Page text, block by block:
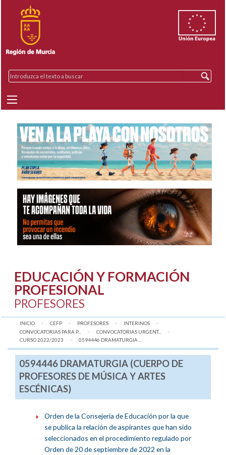
EDUCACIÓN Y FORMACIÓN
PROFESIONAL
PROFESORES
INICIO CEFP PROFESORES
INTERINOS
CONVOCATORIAS PARA P...
CONVOCATORIAS URGENT...
CURSO 2022/2023
AQUÍ:
0594446 DRAMATURGIA ...
0594446 DRAMATURGIA (CUERPO DE
PROFESORES DE MÚSICA Y ARTES
ESCÉNICAS)
Orden de la Consejería de Educación por la que
se publica la relación de aspirantes que han sido
seleccionados en el procedimiento regulado por
Orden de 20 de septiembre de 2022 en la